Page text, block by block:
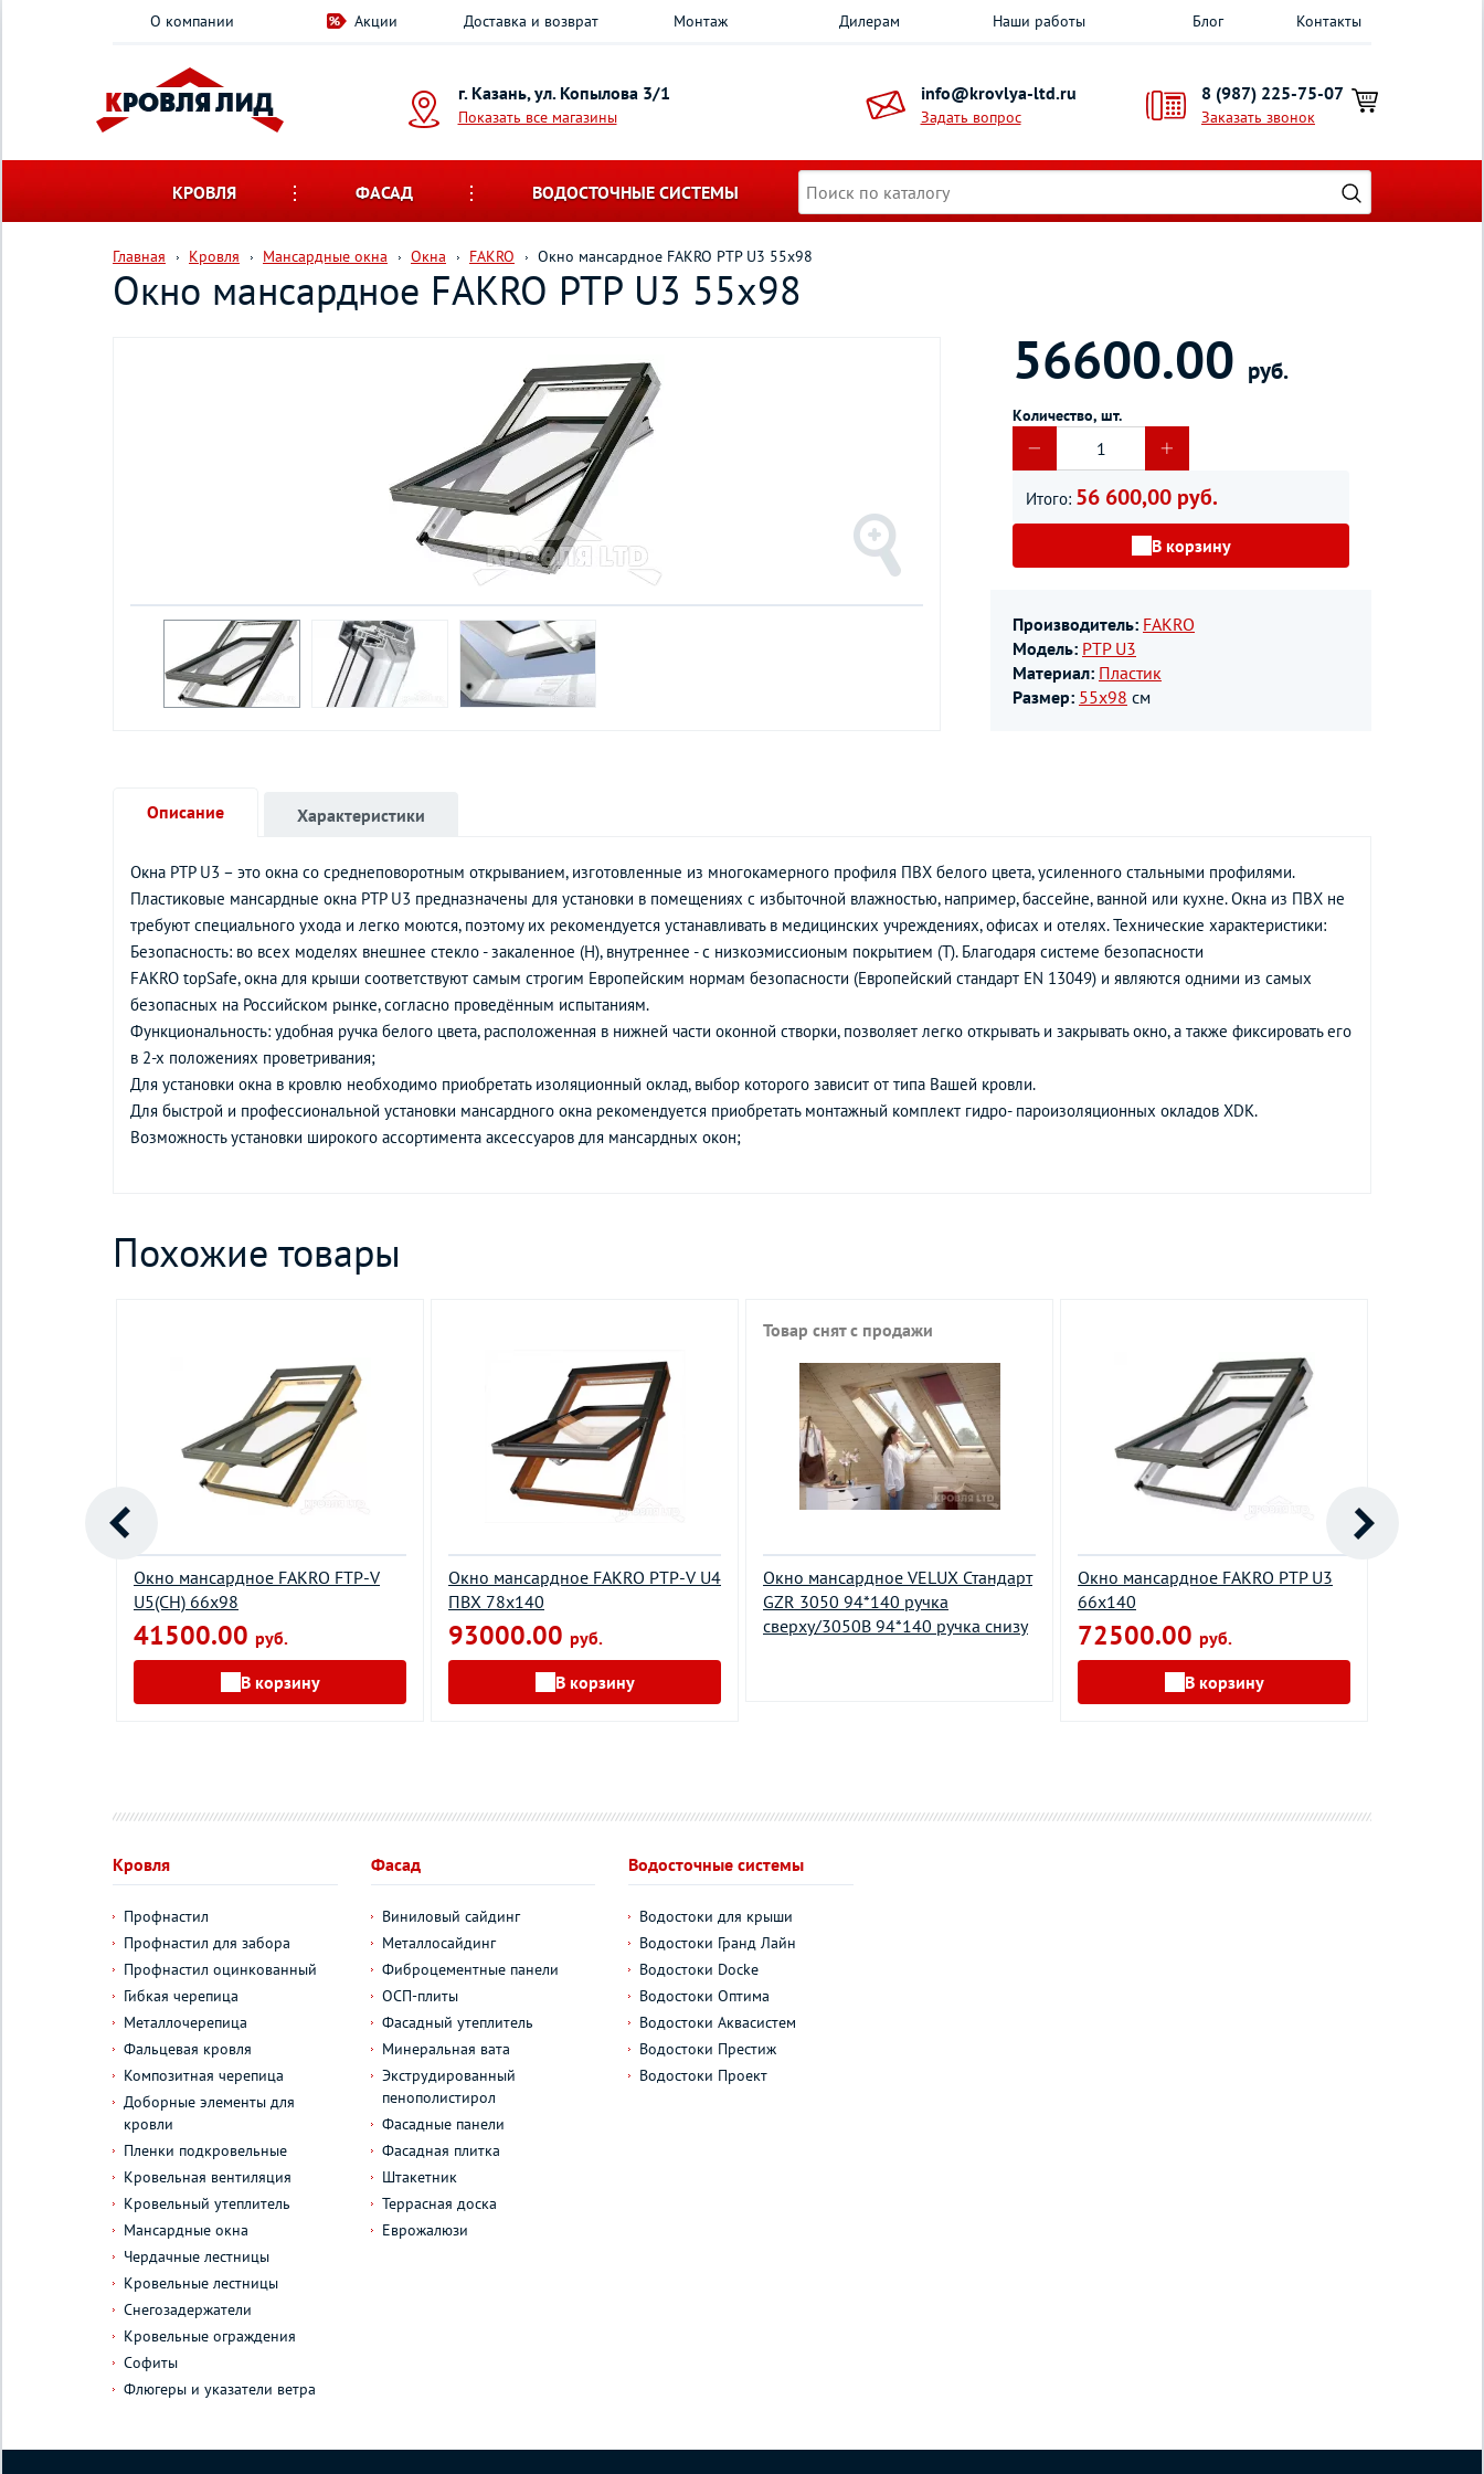
О компании Акции Доставка и возврат Монтаж Дилерам Наши работы Блог Контакты
г. Казань, ул. Копылова 3/1
Показать все магазины
info@krovlya-ltd.ru
Задать вопрос
8 (987) 225-75-07
Заказать звонок
КРОВЛЯ ФАСАД ВОДОСТОЧНЫЕ СИСТЕМЫ
Главная Кровля Мансардные окна Окна FAKRO Окно мансардное FAKRO PTP U3 55х98
Окно мансардное FAKRO PTP U3 55х98
56600.00 руб.
Количество, шт.
Итого: 56 600,00 руб.
В корзину
Производитель: FAKRO
Модель: PTP U3
Материал: Пластик
Размер: 55х98 см
Описание
Окна PTP U3 – это окна со среднеповоротным открыванием, изготовленные из многокамерного профиля ПВХ белого цвета, усиленного стальными профилями.
Пластиковые мансардные окна PTP U3 предназначены для установки в помещениях с избыточной влажностью, например, бассейне, ванной или кухне. Окна из ПВХ не
требуют специального ухода и легко моются, поэтому их рекомендуется устанавливать в медицинских учреждениях, офисах и отелях. Технические характеристики:
Безопасность: во всех моделях внешнее стекло - закаленное (Н), внутреннее - с низкоэмиссионым покрытием (Т). Благодаря системе безопасности
FAKRO topSafe, окна для крыши соответствуют самым строгим Европейским нормам безопасности (Европейский стандарт EN 13049) и являются одними из самых
безопасных на Российском рынке, согласно проведённым испытаниям.
Функциональность: удобная ручка белого цвета, расположенная в нижней части оконной створки, позволяет легко открывать и закрывать окно, а также фиксировать его
в 2-х положениях проветривания;
Для установки окна в кровлю необходимо приобретать изоляционный оклад, выбор которого зависит от типа Вашей кровли.
Для быстрой и профессиональной установки мансардного окна рекомендуется приобретать монтажный комплект гидро- пароизоляционных окладов XDK.
Возможность установки широкого ассортимента аксессуаров для мансардных окон;
Характеристики
Похожие товары
Окно мансардное FAKRO FTP-V
U5(CH) 66х98
41500.00 руб.
В корзину
Окно мансардное FAKRO PTP-V U4
ПВХ 78х140
93000.00 руб.
В корзину
Окно мансардное VELUX Стандарт
GZR 3050 94*140 ручка
сверху/3050В 94*140 ручка снизу
Товар снят с продажи
Окно мансардное FAKRO PTP U3
66х140
72500.00 руб.
В корзину
Кровля
Профнастил
Профнастил для забора
Профнастил оцинкованный
Гибкая черепица
Металлочерепица
Фальцевая кровля
Композитная черепица
Доборные элементы для
кровли
Пленки подкровельные
Кровельная вентиляция
Кровельный утеплитель
Мансардные окна
Чердачные лестницы
Кровельные лестницы
Снегозадержатели
Кровельные ограждения
Софиты
Флюгеры и указатели ветра
Фасад
Виниловый сайдинг
Металлосайдинг
Фиброцементные панели
ОСП-плиты
Фасадный утеплитель
Минеральная вата
Экструдированный
пенополистирол
Фасадные панели
Фасадная плитка
Штакетник
Террасная доска
Еврожалюзи
Водосточные системы
Водостоки для крыши
Водостоки Гранд Лайн
Водостоки Docke
Водостоки Оптима
Водостоки Аквасистем
Водостоки Престиж
Водостоки Проект